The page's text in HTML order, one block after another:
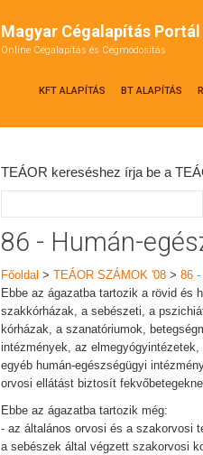
Magyar Cégalapítás Portál
Online Cégalapítás és Cégmódosítás
KFT ALAPÍTÁS BT ALAPÍTÁS
TEÁOR kereséshez írja be a
86 - Humán-
Főoldal > TEÁOR SZÁMOK '08 > 86 -
Ebbe az ágazatba tartozik a rövid és
szakkórházak, a sebészeti, a
kórházak, a szanatóriumok,
intézmények, az
egyéb humán-egészségügyi
orvosi ellátást biztosít
Ebbe az ágazatba tartozik még:
- az általános orvosi és a szakorvosi
a sebészek által végzett szakorvosi